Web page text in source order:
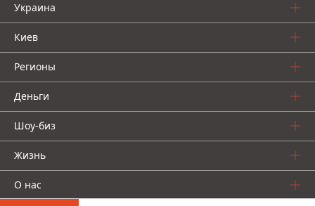
Украина
Киев
Регионы
Деньги
Шоу-биз
Жизнь
О нас